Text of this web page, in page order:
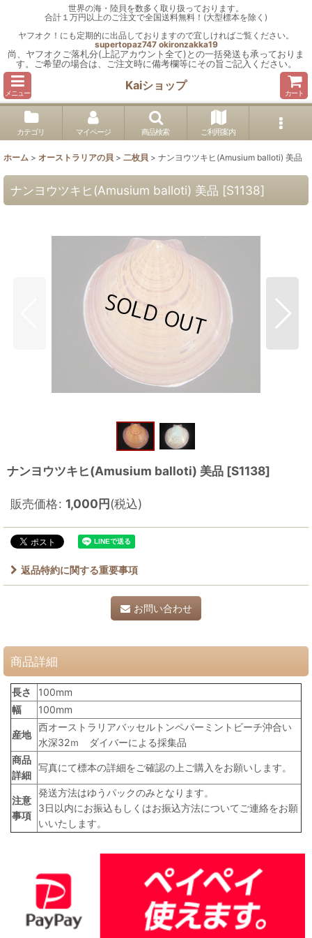
世界の海・陸貝を数多く取り扱っております。
合計１万円以上のご注文で全国送料無料！(大型標本を除く)
ヤフオク！にも定期的に出品しておりますので宜しければご覧ください。
supertopaz747 okironzakka19
尚、ヤフオクご落札分(上記アカウント全て)との一括発送も承っておりま
す。ご希望の場合は、ご注文時に備考欄等にその旨ご記入ください。
メニュー
Kaiショップ
カート
カテゴリ マイページ 商品検索 ご利用案内
ホーム > オーストラリアの貝 > 二枚貝 > ナンヨウツキヒ(Amusium balloti) 美品
ナンヨウツキヒ(Amusium balloti) 美品 [S1138]
ナンヨウツキヒ(Amusium balloti) 美品 [S1138]
販売価格: 1,000円(税込)
返品特約に関する重要事項
お問い合わせ
商品詳細
長さ
100mm
幅
100mm
産地
西オーストラリアバッセルトンペパーミントビーチ沖合い
水深32ｍ ダイバーによる採集品
商品
詳細
写真にて標本の詳細をご確認の上ご購入をお願いします。
注意
事項
発送方法はゆうパックのみとなります。
3日以内にお振込もしくはお振込方法についてご連絡をお願
いいたします。